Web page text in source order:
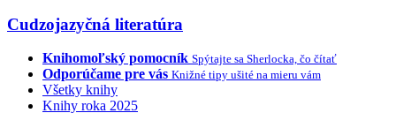
Cudzojazyčná literatúra
Knihomoľský pomocník Spýtajte sa Sherlocka, čo čítať
Odporúčame pre vás Knižné tipy ušité na mieru vám
Všetky knihy
Knihy roka 2025